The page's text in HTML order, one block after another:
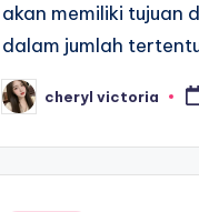
akan memiliki tujuan
dalam jumlah
Posted
by
cheryl victoria